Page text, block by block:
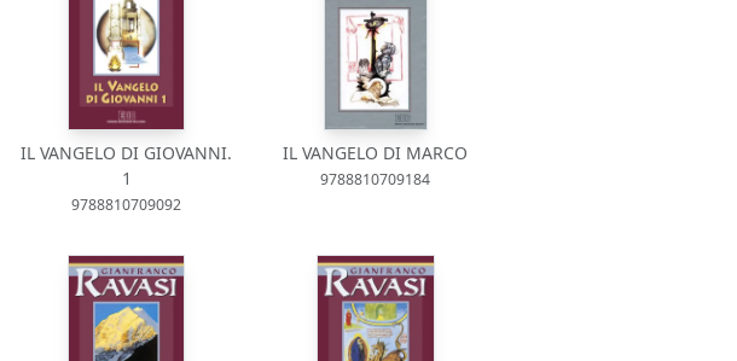
IL VANGELO DI GIOVANNI.
1
9788810709092
IL VANGELO DI MARCO
9788810709184